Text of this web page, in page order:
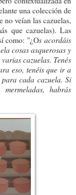
una colección de
no veían las cazuelas,
que cazuelas). Las
como: "¿Os acordáis
cosas asquerosas y
cazuelas. Tenés
eso, tenéis que ir a
cada cazuela. Si
habrás